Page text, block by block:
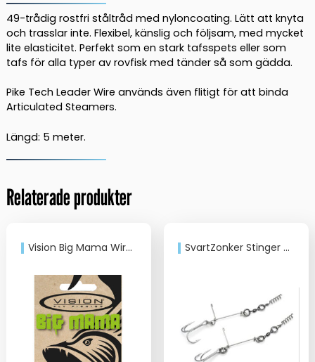
Wire
20lb
-
Brown
mängd
49-trådig rostfri ståltråd med nyloncoating. Lätt att knyta
och trasslar inte. Flexibel, känslig och följsam, med mycket
lite elasticitet. Perfekt som en stark tafsspets eller som
tafs för alla typer av rovfisk med tänder så som gädda.
Pike Tech Leader Wire används även flitigt för att binda
Articulated Steamers.
Längd: 5 meter.
Relaterade produkter
Vision Big Mama Wire leader SvartZonker Stinger X-Small 2-pack